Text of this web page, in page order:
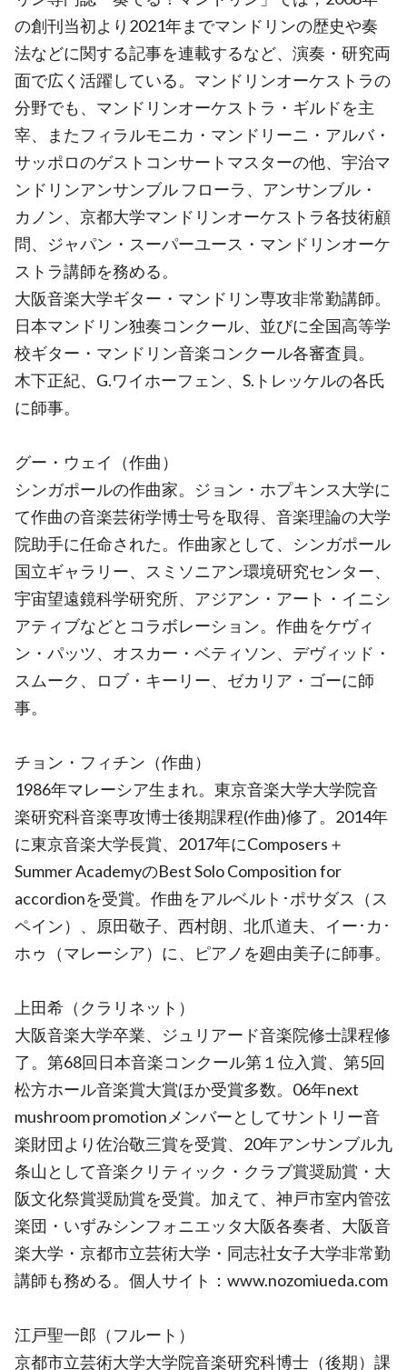
の創刊当初より2021年までマンドリンの歴史や奏
法などに関する記事を連載するなど、演奏・研究両
面で広く活躍している。マンドリンオーケストラの
分野でも、マンドリンオーケストラ・ギルドを主
宰、またフィラルモニカ・マンドリーニ・アルバ・
サッポロのゲストコンサートマスターの他、宇治マ
ンドリンアンサンブル フローラ、アンサンブル・
カノン、京都大学マンドリンオーケストラ各技術顧
問、ジャパン・スーパーユース・マンドリンオーケ
ストラ講師を務める。
大阪音楽大学ギター・マンドリン専攻非常勤講師。
日本マンドリン独奏コンクール、並びに全国高等学
校ギター・マンドリン音楽コンクール各審査員。
木下正紀、G.ワイホーフェン、S.トレッケルの各氏
に師事。
グー・ウェイ（作曲）
シンガポールの作曲家。ジョン・ホプキンス大学に
て作曲の音楽芸術学博士号を取得、音楽理論の大学
院助手に任命された。作曲家として、シンガポール
国立ギャラリー、スミソニアン環境研究センター、
宇宙望遠鏡科学研究所、アジアン・アート・イニシ
アティブなどとコラボレーション。作曲をケヴィ
ン・パッツ、オスカー・ベティソン、デヴィッド・
スムーク、ロブ・キーリー、ゼカリア・ゴーに師
事。
チョン・フィチン（作曲）
1986年マレーシア生まれ。東京音楽大学大学院音
楽研究科音楽専攻博士後期課程(作曲)修了。2014年
に東京音楽大学長賞、2017年にComposers＋
Summer AcademyのBest Solo Composition for
accordionを受賞。作曲をアルベルト･ポサダス（ス
ペイン）、原田敬子、西村朗、北爪道夫、イー･カ･
ホゥ（マレーシア）に、ピアノを廻由美子に師事。
上田希（クラリネット）
大阪音楽大学卒業、ジュリアード音楽院修士課程修
了。第68回日本音楽コンクール第１位入賞、第5回
松方ホール音楽賞大賞ほか受賞多数。06年next
mushroom promotionメンバーとしてサントリー音
楽財団より佐治敬三賞を受賞、20年アンサンブル九
条山として音楽クリティック・クラブ賞奨励賞・大
阪文化祭賞奨励賞を受賞。加えて、神戸市室内管弦
楽団・いずみシンフォニエッタ大阪各奏者、大阪音
楽大学・京都市立芸術大学・同志社女子大学非常勤
講師も務める。個人サイト：www.nozomiueda.com
江戸聖一郎（フルート）
京都市立芸術大学大学院音楽研究科博士（後期）課